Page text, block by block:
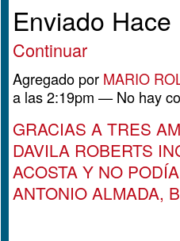
Enviado
Continuar
Agregado por MARIO
a las 2:19pm — No hay
GRACIAS A TRES
DAVILA ROBERTS
ACOSTA Y NO
ANTONIO ALMADA,